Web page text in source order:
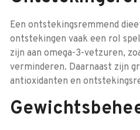
Een ontstekingsremmend
ontstekingen vaak een rol
zijn aan omega-3-vetzuren,
verminderen. Daarnaast zijn
antioxidanten en